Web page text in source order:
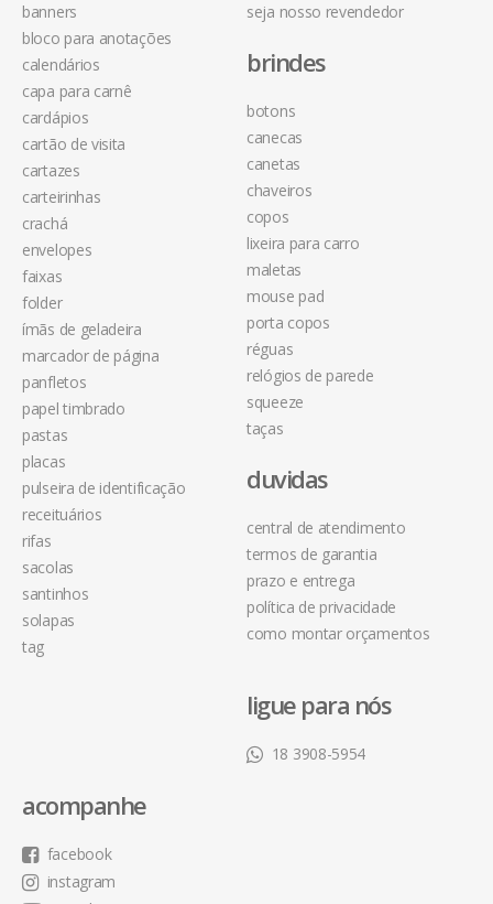
seja nosso revendedor
banners
bloco para anotações
calendários
capa para carnê
cardápios
cartão de visita
cartazes
carteirinhas
crachá
envelopes
faixas
folder
ímãs de geladeira
marcador de página
panfletos
papel timbrado
pastas
placas
pulseira de identificação
receituários
rifas
sacolas
santinhos
solapas
tag
brindes
botons
canecas
canetas
chaveiros
copos
lixeira para carro
maletas
mouse pad
porta copos
réguas
relógios de parede
squeeze
taças
duvidas
central de atendimento
termos de garantia
prazo e entrega
política de privacidade
como montar orçamentos
ligue para nós
18 3908-5954
acompanhe
facebook
instagram